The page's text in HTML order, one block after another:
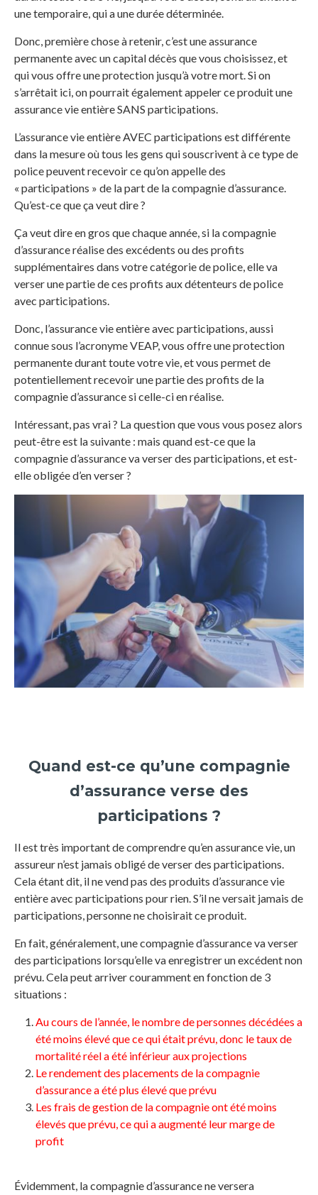
une temporaire, qui a une durée déterminée.
Donc, première chose à retenir, c’est une assurance
permanente avec un capital décès que vous choisissez, et
qui vous offre une protection jusqu’à votre mort. Si on
s’arrêtait ici, on pourrait également appeler ce produit une
assurance vie entière SANS participations.
L’assurance vie entière AVEC participations est différente
dans la mesure où tous les gens qui souscrivent à ce type de
police peuvent recevoir ce qu’on appelle des
« participations » de la part de la compagnie d’assurance.
Qu’est-ce que ça veut dire ?
Ça veut dire en gros que chaque année, si la compagnie
d’assurance réalise des excédents ou des profits
supplémentaires dans votre catégorie de police, elle va
verser une partie de ces profits aux détenteurs de police
avec participations.
Donc, l’assurance vie entière avec participations, aussi
connue sous l’acronyme VEAP, vous offre une protection
permanente durant toute votre vie, et vous permet de
potentiellement recevoir une partie des profits de la
compagnie d’assurance si celle-ci en réalise.
Intéressant, pas vrai ? La question que vous vous posez alors
peut-être est la suivante : mais quand est-ce que la
compagnie d’assurance va verser des participations, et est-
elle obligée d’en verser ?
Quand est-ce qu’une compagnie
d’assurance verse des
participations ?
Il est très important de comprendre qu’en assurance vie, un
assureur n’est jamais obligé de verser des participations.
Cela étant dit, il ne vend pas des produits d’assurance vie
entière avec participations pour rien. S’il ne versait jamais de
participations, personne ne choisirait ce produit.
En fait, généralement, une compagnie d’assurance va verser
des participations lorsqu’elle va enregistrer un excédent non
prévu. Cela peut arriver couramment en fonction de 3
situations :
Au cours de l’année, le nombre de personnes décédées a
été moins élevé que ce qui était prévu, donc le taux de
mortalité réel a été inférieur aux projections
Le rendement des placements de la compagnie
d’assurance a été plus élevé que prévu
Les frais de gestion de la compagnie ont été moins
élevés que prévu, ce qui a augmenté leur marge de
profit
Évidemment, la compagnie d’assurance ne versera